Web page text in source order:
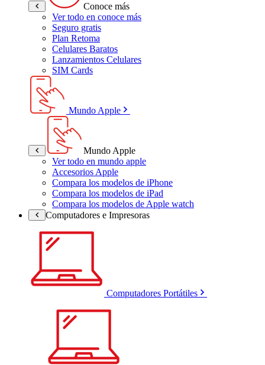
Conoce más
Ver todo en conoce más
Seguro gratis
Plan Retoma
Celulares Baratos
Lanzamientos Celulares
SIM Cards
Mundo Apple
Mundo Apple
Ver todo en mundo apple
Accesorios Apple
Compara los modelos de iPhone
Compara los modelos de iPad
Compara los modelos de Apple watch
Computadores e Impresoras
Computadores Portátiles